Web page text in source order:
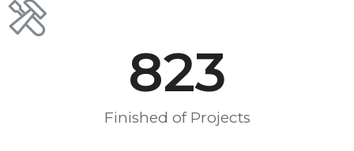
823
Finished of Projects